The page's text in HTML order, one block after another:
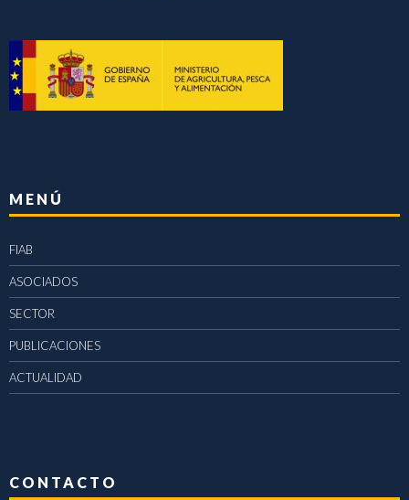
MENÚ
FIAB
ASOCIADOS
SECTOR
PUBLICACIONES
ACTUALIDAD
CONTACTO